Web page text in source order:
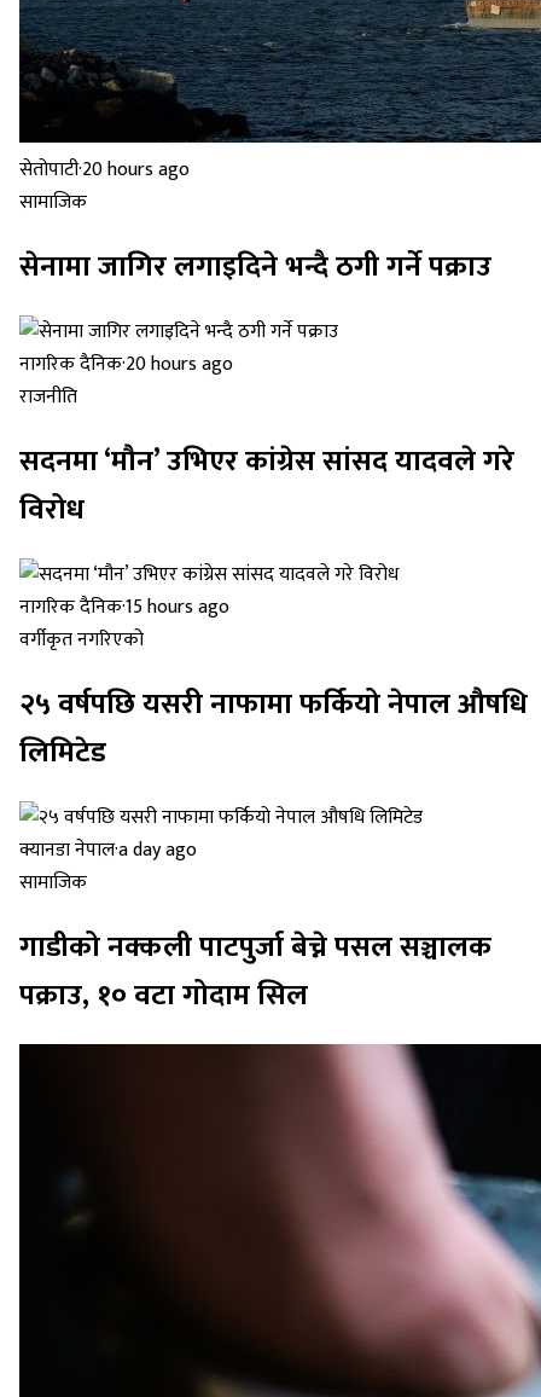
सेतोपाटी·20 hours ago
सामाजिक
सेनामा जागिर लगाइदिने भन्दै ठगी गर्ने पक्राउ
नागरिक दैनिक·20 hours ago
राजनीति
सदनमा ‘मौन’ उभिएर कांग्रेस सांसद यादवले गरे
विरोध
नागरिक दैनिक·15 hours ago
वर्गीकृत नगरिएको
२५ वर्षपछि यसरी नाफामा फर्कियो नेपाल औषधि
लिमिटेड
क्यानडा नेपाल·a day ago
सामाजिक
गाडीको नक्कली पाटपुर्जा बेच्ने पसल सञ्चालक
पक्राउ, १० वटा गोदाम सिल